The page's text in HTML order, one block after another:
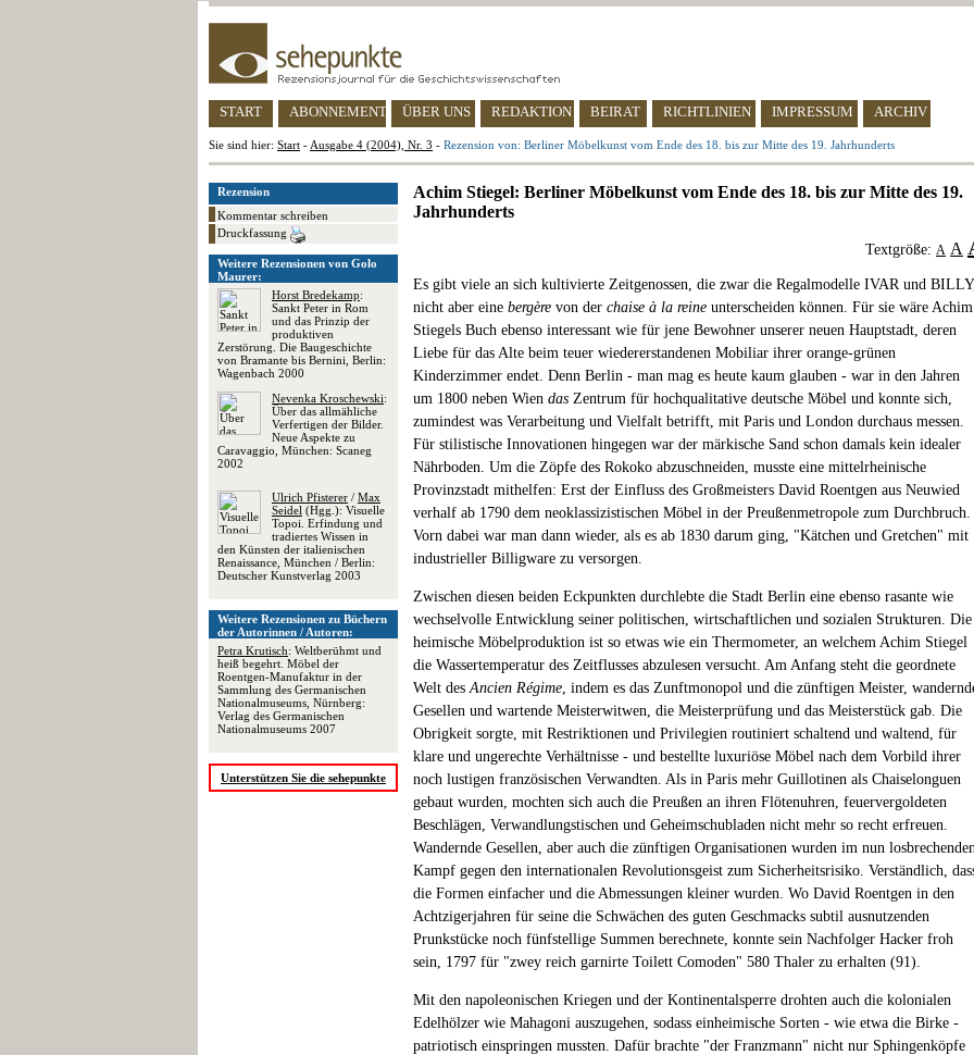
START ABONNEMENT ÜBER UNS REDAKTION BEIRAT RICHTLINIEN IMPRESSUM ARCHIV
Sie sind hier: Start - Ausgabe 4 (2004), Nr. 3 - Rezension von: Berliner Möbelkunst vom Ende des 18. bis zur Mitte des 19. Jahrhunderts
Rezension
Kommentar schreiben
Druckfassung
Weitere Rezensionen von Golo
Maurer:
Horst Bredekamp:
Sankt Peter in Rom
und das Prinzip der
produktiven
Zerstörung. Die Baugeschichte
von Bramante bis Bernini, Berlin:
Wagenbach 2000
Nevenka Kroschewski:
Über das allmähliche
Verfertigen der Bilder.
Neue Aspekte zu
Caravaggio, München: Scaneg
2002
Ulrich Pfisterer / Max
Seidel (Hgg.): Visuelle
Topoi. Erfindung und
tradiertes Wissen in
den Künsten der italienischen
Renaissance, München / Berlin:
Deutscher Kunstverlag 2003
Weitere Rezensionen zu Büchern
der Autorinnen / Autoren:
Petra Krutisch: Weltberühmt und
heiß begehrt. Möbel der
Roentgen-Manufaktur in der
Sammlung des Germanischen
Nationalmuseums, Nürnberg:
Verlag des Germanischen
Nationalmuseums 2007
Unterstützen Sie die sehepunkte
Achim Stiegel: Berliner Möbelkunst vom Ende des 18. bis zur Mitte des 19.
Jahrhunderts
Textgröße: A A
Es gibt viele an sich kultivierte Zeitgenossen, die zwar die Regalmodelle IVAR und
nicht aber eine bergère von der chaise à la reine unterscheiden können. Für sie wäre Achim
Stiegels Buch ebenso interessant wie für jene Bewohner unserer neuen Hauptstadt, deren
Liebe für das Alte beim teuer wiedererstandenen Mobiliar ihrer orange-grünen
Kinderzimmer endet. Denn Berlin - man mag es heute kaum glauben - war in den Jahren
um 1800 neben Wien das Zentrum für hochqualitative deutsche Möbel und konnte sich,
zumindest was Verarbeitung und Vielfalt betrifft, mit Paris und London durchaus messen.
Für stilistische Innovationen hingegen war der märkische Sand schon damals kein idealer
Nährboden. Um die Zöpfe des Rokoko abzuschneiden, musste eine mittelrheinische
Provinzstadt mithelfen: Erst der Einfluss des Großmeisters David Roentgen aus Neuwied
verhalf ab 1790 dem neoklassizistischen Möbel in der Preußenmetropole zum Durchbruch.
Vorn dabei war man dann wieder, als es ab 1830 darum ging, "Kätchen und Gretchen" mit
industrieller Billigware zu versorgen.
Zwischen diesen beiden Eckpunkten durchlebte die Stadt Berlin eine ebenso rasante wie
wechselvolle Entwicklung seiner politischen, wirtschaftlichen und sozialen Strukturen. Die
heimische Möbelproduktion ist so etwas wie ein Thermometer, an welchem Achim Stiegel
die Wassertemperatur des Zeitflusses abzulesen versucht. Am Anfang steht die geordnete
Welt desAncien Régime, indem es das Zunftmonopol und die zünftigen Meister,
Gesellen und wartende Meisterwitwen, die Meisterprüfung und das Meisterstück gab. Die
Obrigkeit sorgte, mit Restriktionen und Privilegien routiniert schaltend und waltend, für
klare und ungerechte Verhältnisse - und bestellte luxuriöse Möbel nach dem Vorbild ihrer
noch lustigen französischen Verwandten. Als in Paris mehr Guillotinen als Chaiselonguen
gebaut wurden, mochten sich auch die Preußen an ihren Flötenuhren, feuervergoldeten
Beschlägen, Verwandlungstischen und Geheimschubladen nicht mehr so recht erfreuen.
Wandernde Gesellen, aber auch die zünftigen Organisationen wurden im nun
Kampf gegen den internationalen Revolutionsgeist zum Sicherheitsrisiko. Verständlich,
die Formen einfacher und die Abmessungen kleiner wurden. Wo David Roentgen in den
Achtzigerjahren für seine die Schwächen des guten Geschmacks subtil ausnutzenden
Prunkstücke noch fünfstellige Summen berechnete, konnte sein Nachfolger Hacker froh
sein, 1797 für "zwey reich garnirte Toilett Comoden" 580 Thaler zu erhalten (91).
Mit den napoleonischen Kriegen und der Kontinentalsperre drohten auch die kolonialen
Edelhölzer wie Mahagoni auszugehen, sodass einheimische Sorten - wie etwa die Birke -
patriotisch einspringen mussten. Dafür brachte "der Franzmann" nicht nur Sphingenköpfe